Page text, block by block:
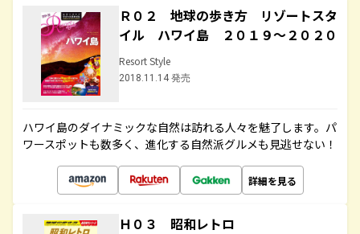
Ｒ０２ 地球の歩き方 リゾートスタ
イル ハワイ島 ２０１９～２０２０
Resort Style
2018.11.14 発売
ハワイ島のダイナミックな自然は訪れる人々を魅了します。パ
ワースポットも数多く、進化する自然派グルメも見逃せない！
詳細を見る
Ｈ０３ 昭和レトロ